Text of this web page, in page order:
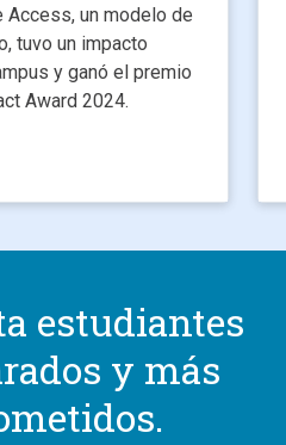
un modelo de
tuvo un impacto
y ganó el premio
Award 2024.
estudiantes
y más